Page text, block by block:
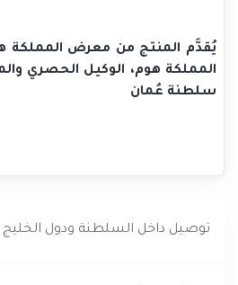
يُقدَّم المنتج من معرض المملكة
المملكة هوم، الوكيل الحصري
سلطنة عُمان
توصيل داخل السلطنة ودول الخليج